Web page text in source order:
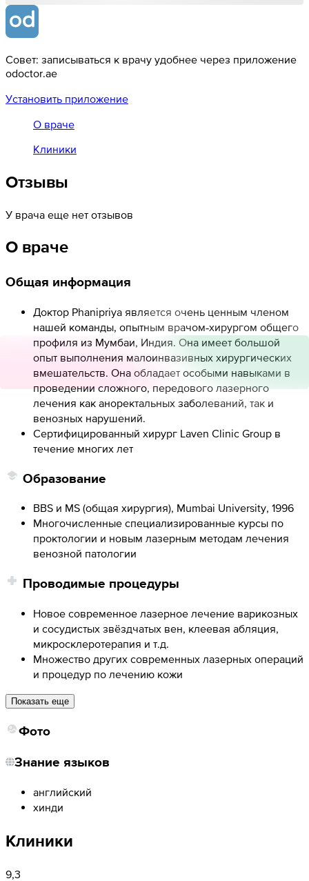
Совет: записываться к врачу удобнее через приложение
odoctor.ae
Установить приложение
О враче
Клиники
Отзывы
У врача еще нет отзывов
О враче
Общая информация
Доктор Phanipriya является очень ценным членом
нашей команды, опытным врачом‑хирургом общего
профиля из Мумбаи, Индия. Она имеет большой
опыт выполнения малоинвазивных хирургических
вмешательств. Она обладает особыми навыками в
проведении сложного, передового лазерного
лечения как аноректальных заболеваний, так и
венозных нарушений.
Сертифицированный хирург Laven Clinic Group в
течение многих лет
Образование
BBS и MS (общая хирургия), Mumbai University, 1996
Многочисленные специализированные курсы по
проктологии и новым лазерным методам лечения
венозной патологии
Проводимые процедуры
Новое современное лазерное лечение варикозных
и сосудистых звёздчатых вен, клеевая абляция,
микросклеротерапия и т.д.
Множество других современных лазерных операций
и процедур по лечению кожи
Показать еще
Фото
Знание языков
английский
хинди
Клиники
9,3